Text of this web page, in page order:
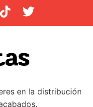
en la distribución